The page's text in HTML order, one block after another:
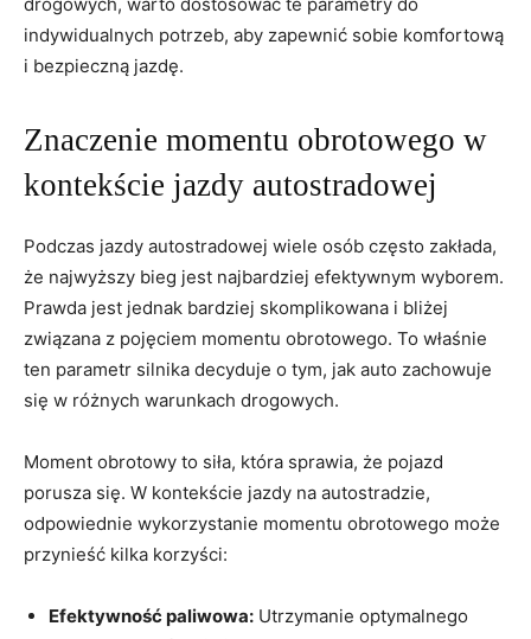
indywidualnych potrzeb, aby zapewnić sobie komfortową
i bezpieczną jazdę.
Znaczenie momentu obrotowego w
kontekście jazdy autostradowej
Podczas jazdy autostradowej wiele osób często zakłada,
że najwyższy bieg jest najbardziej efektywnym wyborem.
Prawda jest jednak bardziej skomplikowana i bliżej
związana z pojęciem momentu obrotowego. To właśnie
ten parametr silnika decyduje o tym, jak auto zachowuje
się w różnych warunkach drogowych.
Moment obrotowy to siła, która sprawia, że pojazd
porusza się. W kontekście jazdy na autostradzie,
odpowiednie wykorzystanie momentu obrotowego może
przynieść kilka korzyści:
Efektywność paliwowa: Utrzymanie optymalnego